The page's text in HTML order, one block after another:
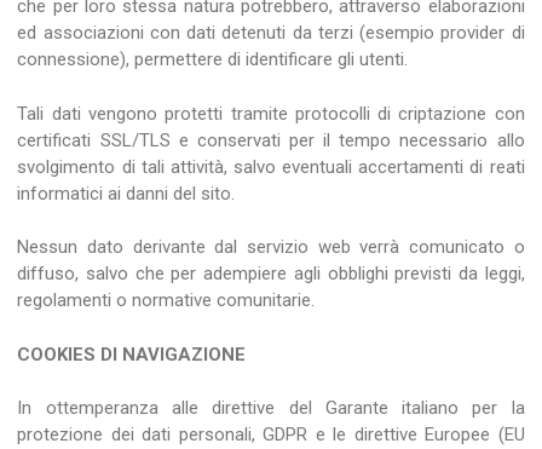
che per loro stessa natura potrebbero, attraverso elaborazioni
ed associazioni con dati detenuti da terzi (esempio provider di
connessione), permettere di identificare gli utenti.
Tali dati vengono protetti tramite protocolli di criptazione con
certificati SSL/TLS e conservati per il tempo necessario allo
svolgimento di tali attività, salvo eventuali accertamenti di reati
informatici ai danni del sito.
Nessun dato derivante dal servizio web verrà comunicato o
diffuso, salvo che per adempiere agli obblighi previsti da leggi,
regolamenti o normative comunitarie.
COOKIES DI NAVIGAZIONE
In ottemperanza alle direttive del Garante italiano per la
protezione dei dati personali, GDPR e le direttive Europee (EU